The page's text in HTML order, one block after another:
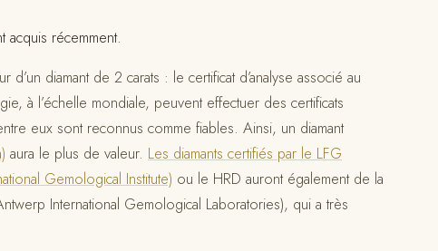
acquis récemment.
diamant de 2 carats : le certificat d’analyse associé au
à l’échelle mondiale, peuvent effectuer des certificats
eux sont reconnus comme fiables. Ainsi, un diamant
aura le plus de valeur. Les diamants certifiés par le LFG
Gemological Institute) ou le HRD auront également de la
International Gemological Laboratories), qui a très